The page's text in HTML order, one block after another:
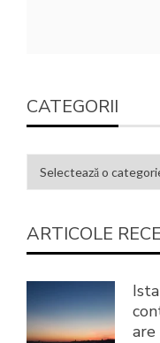
CATEGORII
ARTICOLE
are